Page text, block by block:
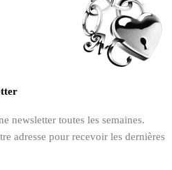
newsletter toutes les semaines.
adresse pour recevoir les dernières